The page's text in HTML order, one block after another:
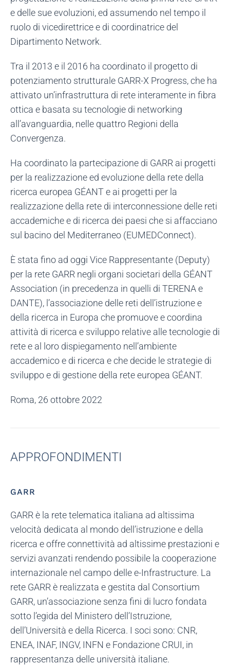
e delle sue evoluzioni, ed assumendo nel tempo il
ruolo di vicedirettrice e di coordinatrice del
Dipartimento Network.
Tra il 2013 e il 2016 ha coordinato il progetto di
potenziamento strutturale GARR-X Progress, che ha
attivato un’infrastruttura di rete interamente in fibra
ottica e basata su tecnologie di networking
all’avanguardia, nelle quattro Regioni della
Convergenza.
Ha coordinato la partecipazione di GARR ai progetti
per la realizzazione ed evoluzione della rete della
ricerca europea GÉANT e ai progetti per la
realizzazione della rete di interconnessione delle reti
accademiche e di ricerca dei paesi che si affacciano
sul bacino del Mediterraneo (EUMEDConnect).
È stata fino ad oggi Vice Rappresentante (Deputy)
per la rete GARR negli organi societari della GÉANT
Association (in precedenza in quelli di TERENA e
DANTE), l’associazione delle reti dell’istruzione e
della ricerca in Europa che promuove e coordina
attività di ricerca e sviluppo relative alle tecnologie di
rete e al loro dispiegamento nell’ambiente
accademico e di ricerca e che decide le strategie di
sviluppo e di gestione della rete europea GÉANT.
Roma, 26 ottobre 2022
APPROFONDIMENTI
GARR
GARR è la rete telematica italiana ad altissima
velocità dedicata al mondo dell’istruzione e della
ricerca e offre connettività ad altissime prestazioni e
servizi avanzati rendendo possibile la cooperazione
internazionale nel campo delle e-Infrastructure. La
rete GARR è realizzata e gestita dal Consortium
GARR, un’associazione senza fini di lucro fondata
sotto l’egida del Ministero dell’Istruzione,
dell’Università e della Ricerca. I soci sono: CNR,
ENEA, INAF, INGV, INFN e Fondazione CRUI, in
rappresentanza delle università italiane.